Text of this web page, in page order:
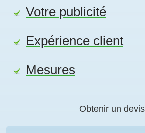
Votre publicité
Expérience client
Mesures
Obtenir un devis